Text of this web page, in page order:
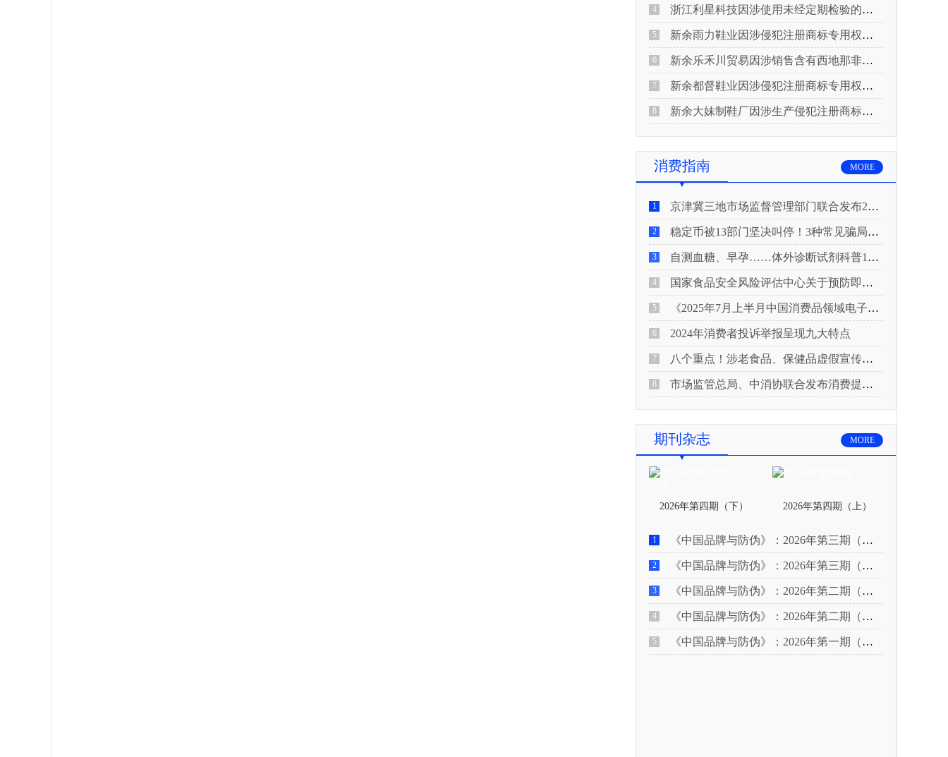
4 浙江利星科技因涉使用未经定期检验的压力管道被查
5 新余雨力鞋业因涉侵犯注册商标专用权被查
6 新余乐禾川贸易因涉销售含有西地那非的保健食品被查
7 新余都督鞋业因涉侵犯注册商标专用权被查
8 新余大妹制鞋厂因涉生产侵犯注册商标专用权的产品被查
消费指南 MORE
1 京津冀三地市场监督管理部门联合发布2026年春节期间消费提示
2 稳定币被13部门坚决叫停！3种常见骗局“套路”曝光
3 自测血糖、早孕……体外诊断试剂科普10问来了！建议收藏
4 国家食品安全风险评估中心关于预防即食真空包装肉制品肉毒中毒的风险提示
5 《2025年7月上半月中国消费品领域电子电器行业产品质量投诉分析报告》
6 2024年消费者投诉举报呈现九大特点
7 八个重点！涉老食品、保健品虚假宣传识别技巧
8 市场监管总局、中消协联合发布消费提示：关注检测报告：果蔬安全的“通行证”
期刊杂志 MORE
2026年第四期（下） 2026年第四期（上）
1 《中国品牌与防伪》：2026年第三期（下）
2 《中国品牌与防伪》：2026年第三期（上）
3 《中国品牌与防伪》：2026年第二期（下）
4 《中国品牌与防伪》：2026年第二期（上）
5 《中国品牌与防伪》：2026年第一期（下）